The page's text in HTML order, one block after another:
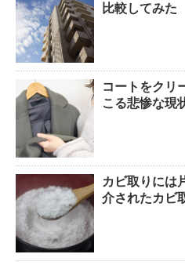
比較してみた
コートをクリ
こる悲惨な現
カビ取りには
介されたカビ